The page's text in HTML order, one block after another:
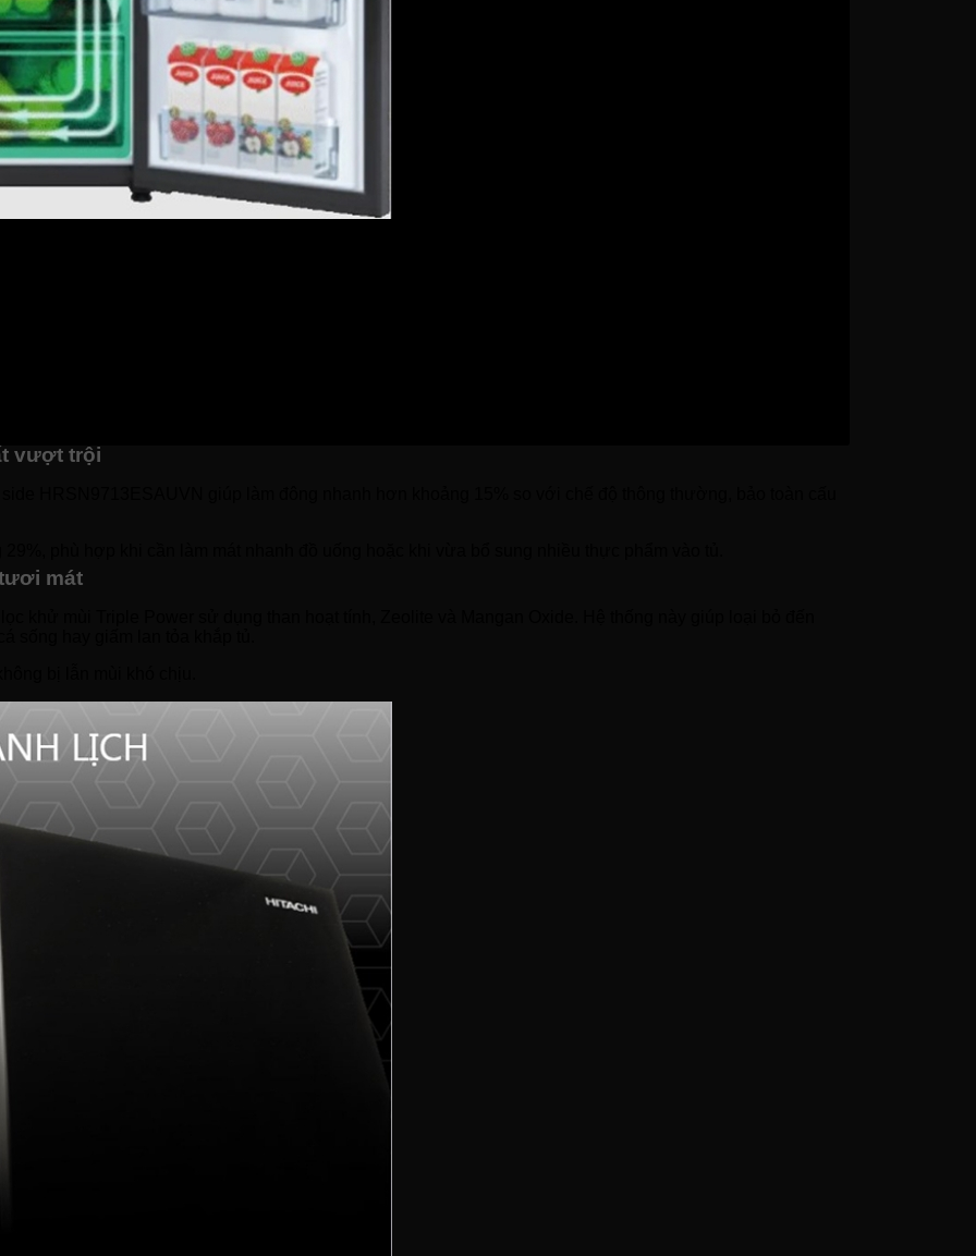
cho phép tùy chỉnh nhiệt độ theo nhu cầu sử dụng:
đồ uống và thực phẩm.
thực phẩm khô.
độ tươi ở trạng thái đông nhẹ, dễ cắt thái và nấu ngay mà không cần rã đông.
rút ngắn thời gian chuẩn bị bữa ăn mà vẫn đảm bảo dưỡng chất.
vượt trội
mát